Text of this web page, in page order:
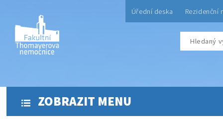
Úřední deska Rezidenční
ZOBRAZIT MENU